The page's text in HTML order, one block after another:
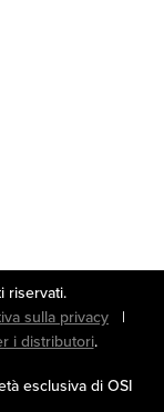
riservati.
sulla privacy |
i distributori.
esclusiva di OSI